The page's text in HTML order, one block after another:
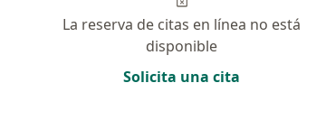
La reserva de citas en línea no está
disponible
Solicita una cita